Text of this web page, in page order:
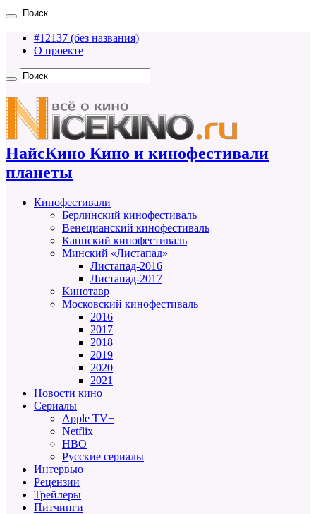
#12137 (без названия)
О проекте
НайсКино Кино и кинофестивали
планеты
Кинофестивали
Берлинский кинофестиваль
Венецианский кинофестиваль
Каннский кинофестиваль
Минский «Листапад»
Листапад-2016
Листапад-2017
Кинотавр
Московский кинофестиваль
2016
2017
2018
2019
2020
2021
Новости кино
Сериалы
Apple TV+
Netflix
HBO
Русские сериалы
Интервью
Рецензии
Трейлеры
Питчинги